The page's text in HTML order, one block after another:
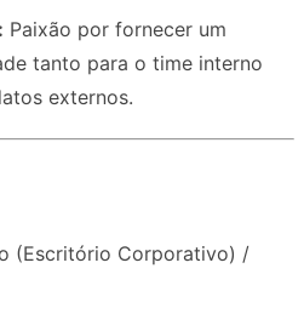
Paixão por fornecer um
tanto para o time interno
externos.
(Escritório Corporativo) /